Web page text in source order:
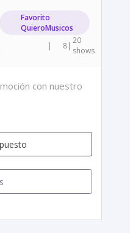
Favorito
QuieroMusicos
| 8| 20
shows
con nuestro